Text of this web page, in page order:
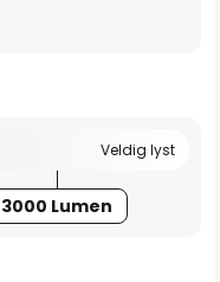
Veldig lyst
3000 Lumen